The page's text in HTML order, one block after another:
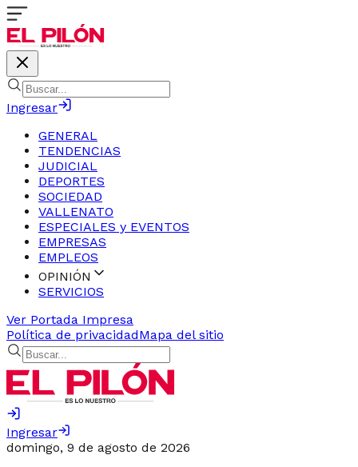
Ingresar
GENERAL
TENDENCIAS
JUDICIAL
DEPORTES
SOCIEDAD
VALLENATO
ESPECIALES y EVENTOS
EMPRESAS
EMPLEOS
OPINIÓN
SERVICIOS
Ver Portada Impresa
Política de privacidadMapa del sitio
Ingresar
domingo, 9 de agosto de 2026